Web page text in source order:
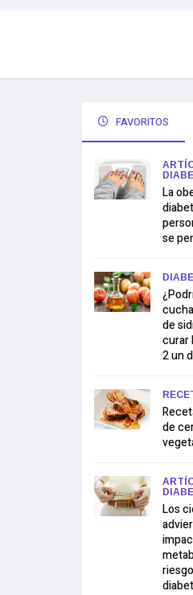
FAVORITOS
La
se
de
curar
2 un
de
Los